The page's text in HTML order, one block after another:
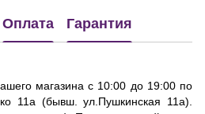
Оплата Гарантия
магазина с 10:00 до 19:00 по
11а (бывш. ул.Пушкинская 11а)